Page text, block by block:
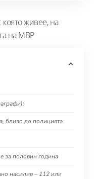
живее, на
на МВР
близо до полицията
за половин година
насилие – 112 или